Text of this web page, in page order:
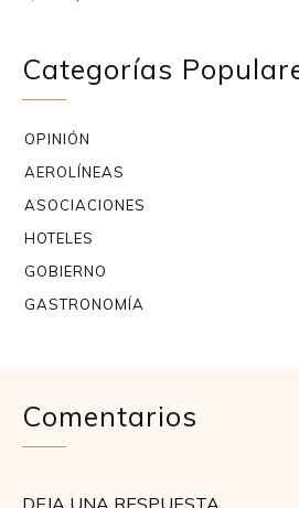
Categorías
OPINIÓN
AEROLÍNEAS
ASOCIACIONES
HOTELES
GOBIERNO
GASTRONOMÍA
Comentarios
DEJA UNA RESPUESTA